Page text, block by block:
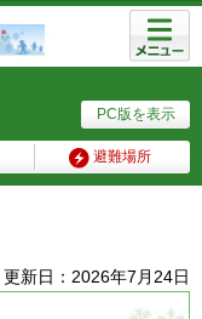
PC版を表示
避難場所
メニュ
ー
更新日：2026年7月24日